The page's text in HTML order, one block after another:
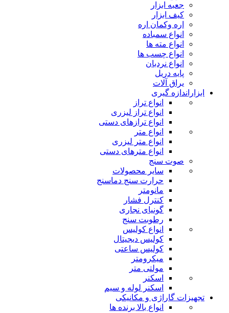
جعبه ابزار
کیف ابزار
اره وکمان اره
انواع سمباده
انواع مته ها
انواع چسب ها
انواع نردبان
پایه دریل
یراق آلات
ابزاراندازه گیری
انواع تراز
انواع تراز لیزری
انواع ترازهای دستی
انواع متر
انواع متر لیزری
انواع مترهای دستی
صوت سنج
سایر محصولات
حرارت سنج دماسنج
مانومتر
کنترل فشار
گونیای نجاری
رطوبت سنج
انواع کولیس
کولیس دیجیتال
کولیس ساعتی
میکرومتر
مولتی متر
اسکنر
اسکنر لوله و سیم
تجهیزات گاراژی و مکانیکی
انواع بالا برنده ها